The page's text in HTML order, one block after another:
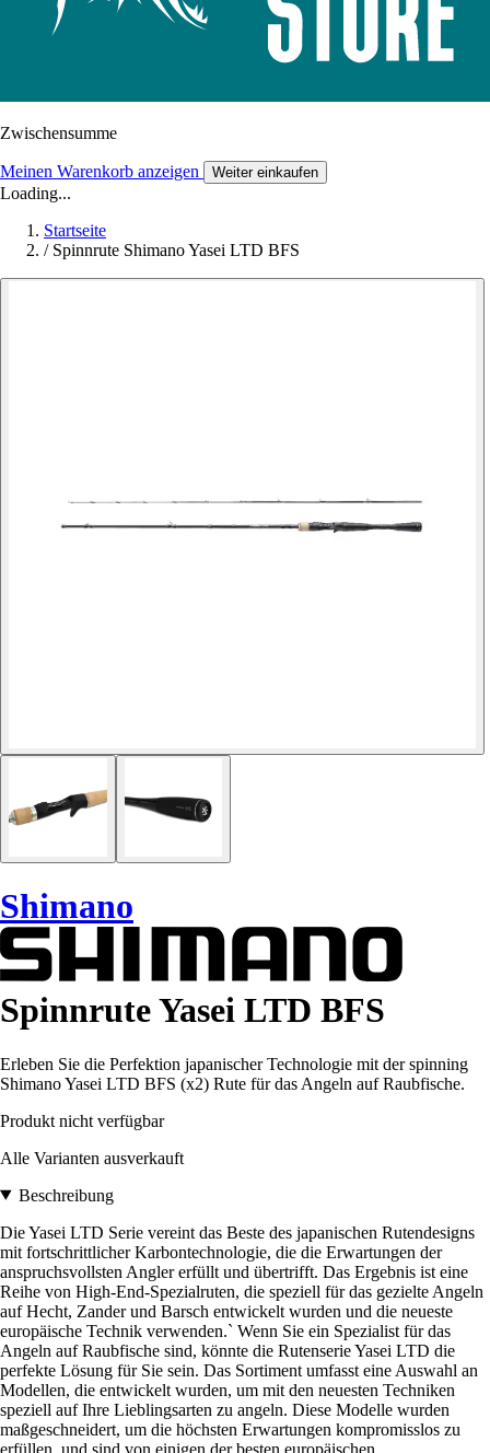
Zwischensumme
Meinen Warenkorb anzeigen Weiter einkaufen
Loading...
Startseite
/ Spinnrute Shimano Yasei LTD BFS
Shimano
Spinnrute Yasei LTD BFS
Erleben Sie die Perfektion japanischer Technologie mit der spinning
Shimano Yasei LTD BFS (x2) Rute für das Angeln auf Raubfische.
Produkt nicht verfügbar
Alle Varianten ausverkauft
Beschreibung
Die Yasei LTD Serie vereint das Beste des japanischen Rutendesigns
mit fortschrittlicher Karbontechnologie, die die Erwartungen der
anspruchsvollsten Angler erfüllt und übertrifft. Das Ergebnis ist eine
Reihe von High-End-Spezialruten, die speziell für das gezielte Angeln
auf Hecht, Zander und Barsch entwickelt wurden und die neueste
europäische Technik verwenden.` Wenn Sie ein Spezialist für das
Angeln auf Raubfische sind, könnte die Rutenserie Yasei LTD die
perfekte Lösung für Sie sein. Das Sortiment umfasst eine Auswahl an
Modellen, die entwickelt wurden, um mit den neuesten Techniken
speziell auf Ihre Lieblingsarten zu angeln. Diese Modelle wurden
maßgeschneidert, um die höchsten Erwartungen kompromisslos zu
erfüllen, und sind von einigen der besten europäischen